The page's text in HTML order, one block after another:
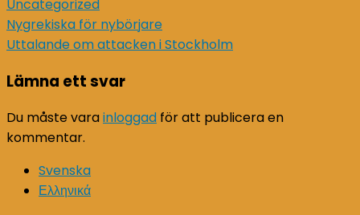
Uncategorized
Inläggsnavigering
Nygrekiska för nybörjare
Uttalande om attacken i Stockholm
Lämna ett svar
Du måste varainloggad för att publicera en
kommentar.
Svenska
Ελληνικά